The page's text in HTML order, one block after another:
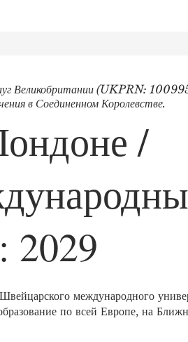
Великобритании (UKPRN:
в Соединенном Королевстве.
/
2029
международного
по всей Европе, на